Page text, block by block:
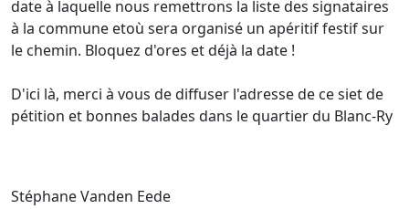
date à laquelle nous remettrons la liste des signataires
à la commune etoù sera organisé un apéritif festif sur
le chemin. Bloquez d'ores et déjà la date !
D'ici là, merci à vous de diffuser l'adresse de ce siet de
pétition et bonnes balades dans le quartier du Blanc-Ry
Stéphane Vanden Eede